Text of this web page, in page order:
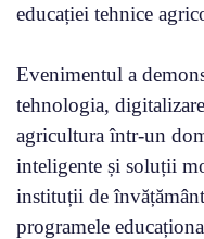
educației tehnice
Evenimentul a
tehnologia,
agricultura într-un
inteligente și soluții
instituții de
programele